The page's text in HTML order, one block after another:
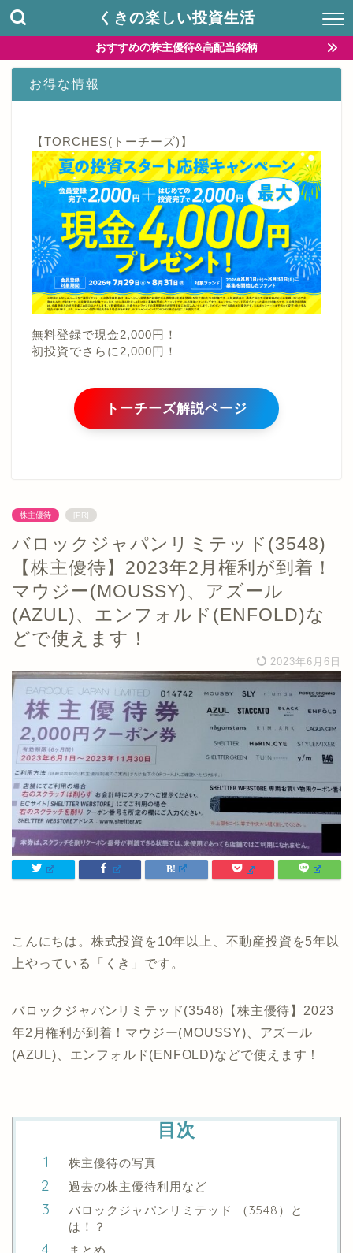
くきの楽しい投資生活
おすすめの株主優待&高配当銘柄
お得な情報
【TORCHES(トーチーズ)】
無料登録で現金2,000円！
初投資でさらに2,000円！
トーチーズ解説ページ
株主優待 [PR]
バロックジャパンリミテッド(3548)
【株主優待】2023年2月権利が到着！
マウジー(MOUSSY)、アズール
(AZUL)、エンフォルド(ENFOLD)な
どで使えます！
2023年6月6日
こんにちは。株式投資を10年以上、不動産投資を5年以
上やっている「くき」です。
バロックジャパンリミテッド(3548)【株主優待】2023
年2月権利が到着！マウジー(MOUSSY)、アズール
(AZUL)、エンフォルド(ENFOLD)などで使えます！
目次
株主優待の写真
過去の株主優待利用など
バロックジャパンリミテッド （3548）と
は！？